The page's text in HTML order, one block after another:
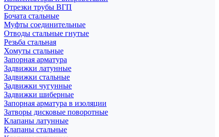
Отрезки трубы ВГП
Бочата стальные
Муфты соединительные
Отводы стальные гнутые
Резьба стальная
Хомуты стальные
Запорная арматура
Задвижки латунные
Задвижки стальные
Задвижки чугунные
Задвижки шиберные
Запорная арматура в изоляции
Затворы дисковые поворотные
Клапаны латунные
Клапаны стальные